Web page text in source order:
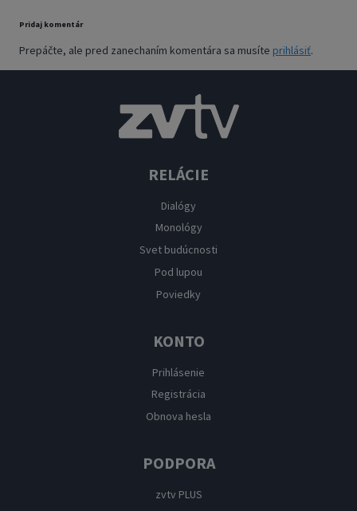
Pridaj komentár
Prepáčte, ale pred zanechaním komentára sa musíte prihlásiť.
RELÁCIE
Dialógy
Monológy
Svet budúcnosti
Pod lupou
Poviedky
KONTO
Prihlásenie
Registrácia
Obnova hesla
PODPORA
zvtv PLUS